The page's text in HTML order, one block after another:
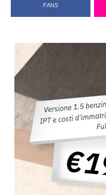
FANS